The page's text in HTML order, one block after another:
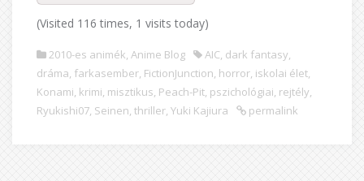
(Visited 116 times, 1 visits today)
2010-es animék, Anime Blog AIC, dark fantasy,
dráma, farkasember, FictionJunction, horror, iskolai élet,
Konami, krimi, misztikus, Peach-Pit, pszichológiai, rejtély,
Ryukishi07, Seinen, thriller, Yuki Kajiura permalink